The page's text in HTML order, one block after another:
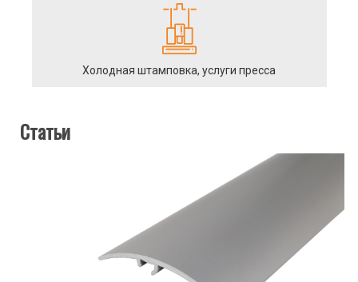
Холодная штамповка, услуги пресса
Статьи